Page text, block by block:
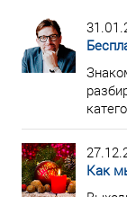
Как